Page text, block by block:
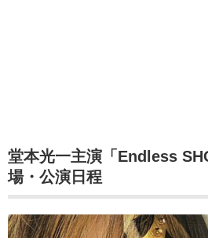
堂本光一主演「Endless
場・公演日程